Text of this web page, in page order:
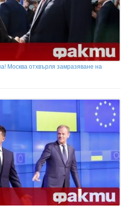
Москва отхвърля замразяване на